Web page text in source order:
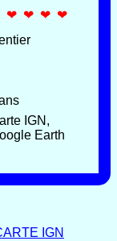
❤ ❤ ❤ ❤
IGN,
Earth
IGN